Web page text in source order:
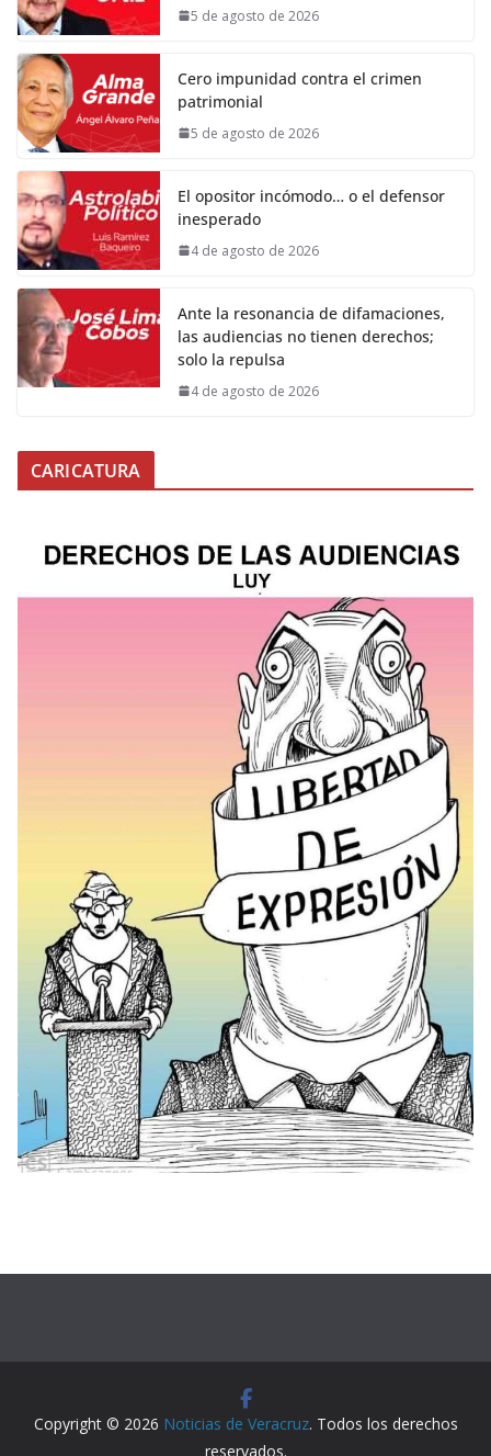
5 de agosto de 2026
Cero impunidad contra el crimen
patrimonial
5 de agosto de 2026
El opositor incómodo… o el defensor
inesperado
4 de agosto de 2026
Ante la resonancia de difamaciones,
las audiencias no tienen derechos;
solo la repulsa
4 de agosto de 2026
CARICATURA
Copyright © 2026 Noticias de Veracruz. Todos los derechos
reservados.